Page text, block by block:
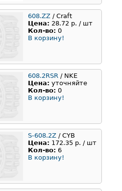
608.ZZ / Craft
Цена: 28.72 р. / шт
Кол-во: 0
В корзину!
608.2RSR / NKE
Цена: уточняйте
Кол-во: 0
В корзину!
S-608.2Z / CYB
Цена: 172.35 р. / шт
Кол-во: 6
В корзину!